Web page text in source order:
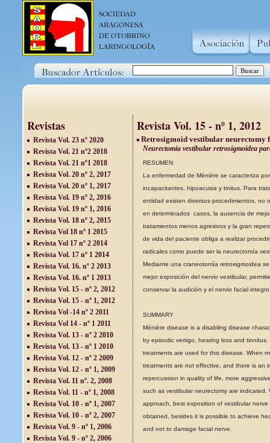
Revistas
Revista Vol. 23 nº 2020
Revista Vol. 21 nº2 2018
Revista Vol. 21 nº1 2018
Revista Vol. 20 nº 2, 2017
Revista Vol. 20 nº 1, 2017
Revista Vol. 19 nº 2, 2016
Revista Vol. 19 nº 1, 2016
Revista Vol. 18 nº 2, 2015
Revista Vol 18 nº 1 2015
Revista Vol 17 nº 2 2014
Revista Vol. 17 nº 1 2014
Revista Vol. 16. nº 2 2013
Revista Vol. 16. nº 1 2013
Revista Vol. 15 - nº 2, 2012
Revista Vol. 15 - nº 1, 2012
Revista Vol -14 nº 2 2011
Revista Vol 14 - nº 1 2011
Revista Vol. 13 - nº 2 2010
Revista Vol. 13 - nº 1 2010
Revista Vol. 12 - nº 2 2009
Revista Vol. 12 - nº 1, 2009
Revista Vol. 11 nº. 2, 2008
Revista Vol. 11 - nº 1, 2008
Revista Vol. 10 - nº 1, 2007
Revista Vol. 10 - nº 2, 2007
Revista Vol. 9 - nº 1, 2006
Revista Vol. 9 - nº 2, 2006
Revista Vol. 15 - nº 1, 2012
Retrosigmoid vestibular neurectomy
Neurectomía vestibular retrosigmoidea
RESUMEN
La enfermedad de Ménière se caracteriza
incapacitantes, hipoacusia y tinitus. Para
entidad existen diversos procedimientos, no
en determinados casos, la ausencia de
tratamientos menos agresivos y la gran
de vida del paciente obliga a realizar
radicales como puede ser la neurectomía
Mediante una craneotomía retrosigmoidea
mejor exposición del nervio vestibular,
conservar la audición y el nervio facial
SUMMARY
Ménière disease is a disabling disease
by episodic vertigo, hearing loss and tinnitus.
treatments are used for this disease. When
treatments are not effective, and there is an
repercussion in quality of life, more
such as vestibular neurectomy are indicated.
approach, best exposition of vestibular nerve
obtained, besides it is possible to achieve
and not to damage facial nerve.